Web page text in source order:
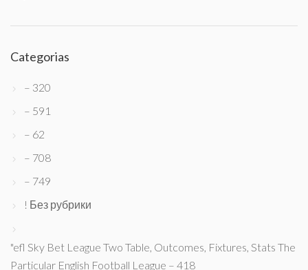
Categorias
– 320
– 591
– 62
– 708
– 749
! Без рубрики
"efl Sky Bet League Two Table, Outcomes, Fixtures, Stats The
Particular English Football League – 418